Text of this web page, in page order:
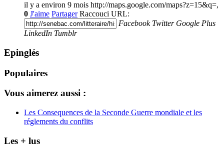
il y a environ 9 mois http://maps.google.com/maps?z=15&q=,
0 J'aime Partager Raccouci URL:
Facebook Twitter Google Plus
LinkedIn Tumblr
Epinglés
Populaires
Vous aimerez aussi :
Les Consequences de la Seconde Guerre mondiale et les
réglements du conflits
Les + lus